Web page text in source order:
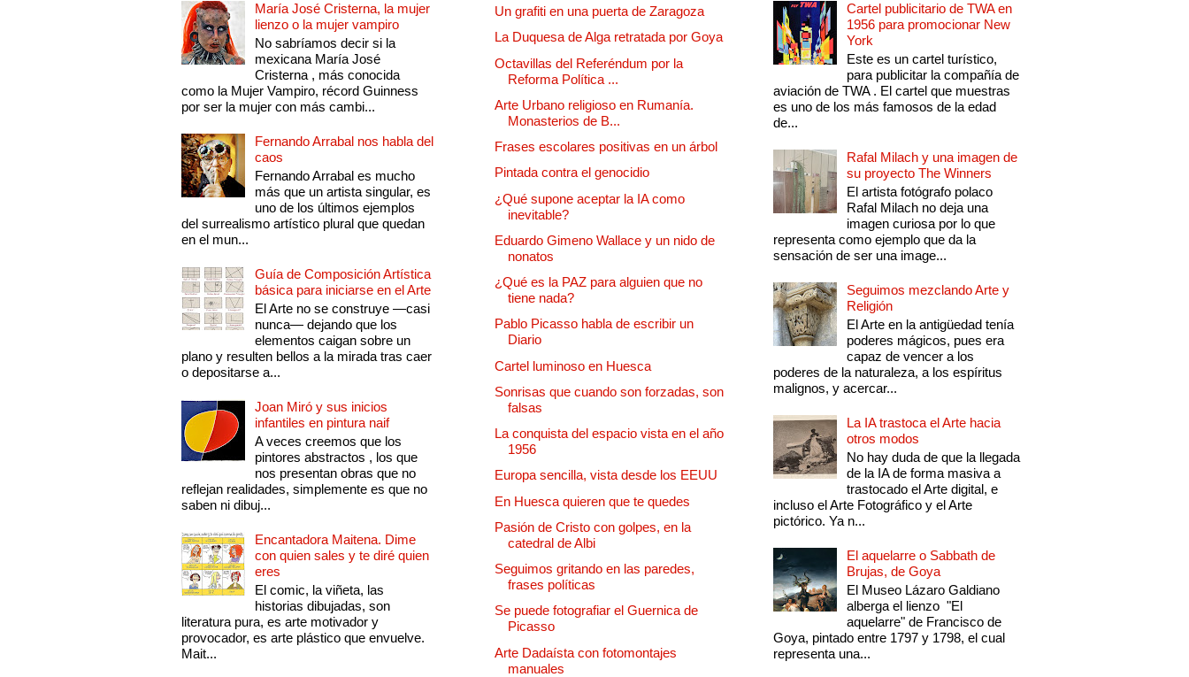
María José Cristerna, la mujer
lienzo o la mujer vampiro
No sabríamos decir si la
mexicana María José
Cristerna , más conocida
como la Mujer Vampiro, récord Guinness
por ser la mujer con más cambi...
Fernando Arrabal nos habla del
caos
Fernando Arrabal es mucho
más que un artista singular, es
uno de los últimos ejemplos
del surrealismo artístico plural que quedan
en el mun...
Guía de Composición Artística
básica para iniciarse en el Arte
El Arte no se construye —casi
nunca— dejando que los
elementos caigan sobre un
plano y resulten bellos a la mirada tras caer
o depositarse a...
Joan Miró y sus inicios
infantiles en pintura naif
A veces creemos que los
pintores abstractos , los que
nos presentan obras que no
reflejan realidades, simplemente es que no
saben ni dibuj...
Encantadora Maitena. Dime
con quien sales y te diré quien
eres
El comic, la viñeta, las
historias dibujadas, son
literatura pura, es arte motivador y
provocador, es arte plástico que envuelve.
Mait...
Un grafiti en una puerta de Zaragoza
La Duquesa de Alga retratada por Goya
Octavillas del Referéndum por la
Reforma Política ...
Arte Urbano religioso en Rumanía.
Monasterios de B...
Frases escolares positivas en un árbol
Pintada contra el genocidio
¿Qué supone aceptar la IA como
inevitable?
Eduardo Gimeno Wallace y un nido de
nonatos
¿Qué es la PAZ para alguien que no
tiene nada?
Pablo Picasso habla de escribir un
Diario
Cartel luminoso en Huesca
Sonrisas que cuando son forzadas, son
falsas
La conquista del espacio vista en el año
1956
Europa sencilla, vista desde los EEUU
En Huesca quieren que te quedes
Pasión de Cristo con golpes, en la
catedral de Albi
Seguimos gritando en las paredes,
frases políticas
Se puede fotografiar el Guernica de
Picasso
Arte Dadaísta con fotomontajes
manuales
Cartel publicitario de TWA en
1956 para promocionar New
York
Este es un cartel turístico,
para publicitar la compañía de
aviación de TWA . El cartel que muestras
es uno de los más famosos de la edad
de...
Rafal Milach y una imagen de
su proyecto The Winners
El artista fotógrafo polaco
Rafal Milach no deja una
imagen curiosa por lo que
representa como ejemplo que da la
sensación de ser una image...
Seguimos mezclando Arte y
Religión
El Arte en la antigüedad tenía
poderes mágicos, pues era
capaz de vencer a los
poderes de la naturaleza, a los espíritus
malignos, y acercar...
La IA trastoca el Arte hacia
otros modos
No hay duda de que la llegada
de la IA de forma masiva a
trastocado el Arte digital, e
incluso el Arte Fotográfico y el Arte
pictórico. Ya n...
El aquelarre o Sabbath de
Brujas, de Goya
El Museo Lázaro Galdiano
alberga el lienzo "El
aquelarre" de Francisco de
Goya, pintado entre 1797 y 1798, el cual
representa una...